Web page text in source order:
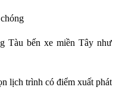
Tàu bến xe miền Tây như
lịch trình có điểm xuất phát